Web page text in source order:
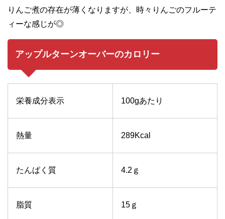
りんご煮の存在が薄くなりますが、時々りんごのフルーテ
ィーな感じが◎
アップルターンオーバーのカロリー
栄養成分表示 100gあたり
熱量 289Kcal
たんぱく質 4.2ｇ
脂質 15ｇ